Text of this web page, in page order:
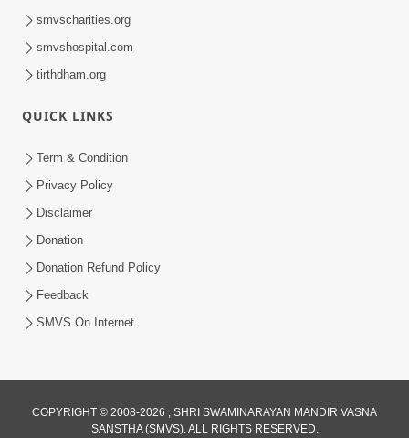
smvscharities.org
smvshospital.com
tirthdham.org
QUICK LINKS
Term & Condition
Privacy Policy
Disclaimer
Donation
Donation Refund Policy
Feedback
SMVS On Internet
COPYRIGHT © 2008-2026 , SHRI SWAMINARAYAN MANDIR VASNA
SANSTHA (SMVS). ALL RIGHTS RESERVED.